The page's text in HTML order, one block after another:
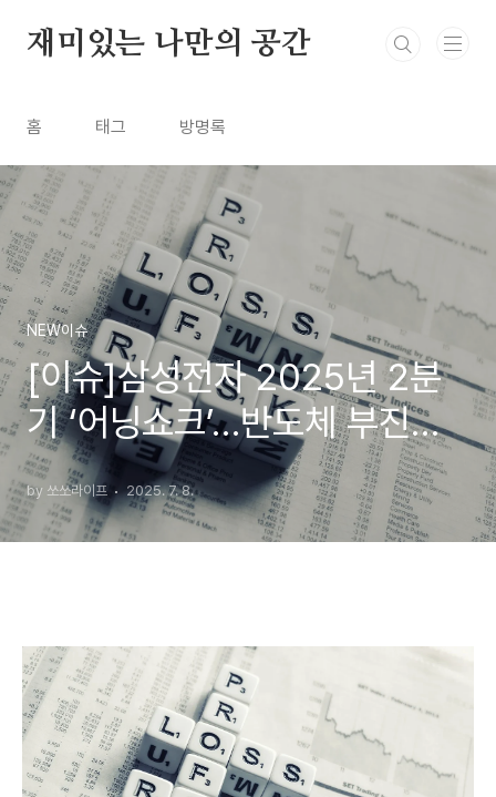
재미있는 나만의 공간
홈 태그 방명록
NEW이슈
[이슈]삼성전자 2025년 2분
기 ‘어닝쇼크’…반도체 부진에
도 갤럭시 판매로 버텼다
by 쏘쏘라이프 2025. 7. 8.